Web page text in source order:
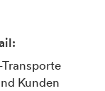
Kunden